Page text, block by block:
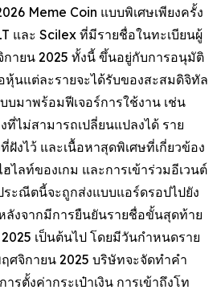
Meme Coin แบบพิเศษเพียงครั้ง
และ Scilex ที่มีรายชื่อในทะเบียนผู้
ายน 2025 ทั้งนี้ ขึ้นอยู่กับการอนุมัติ
นแต่ละรายจะได้รับของสะสมดิจิทัล
มาพร้อมฟีเจอร์การใช้งาน เช่น
ที่ไม่สามารถเปลี่ยนแปลงได้ ราย
ฝังไว้ และเนื้อหาสุดพิเศษที่เกี่ยวข้อง
ไลท์ของเกม และการเข้าร่วมอีเวนต์
ะณีตนี้จะถูกส่งแบบแอร์ดรอปไปยัง
ลังจากมีการยืนยันรายชื่อขั้นสุดท้าย
เป็นต้นไป โดยมีวันกำหนดราย
ศจิกายน 2025 บริษัทจะจัดทำคำ
รตั้งค่ากระเป๋าเงิน การเข้าถึงโท